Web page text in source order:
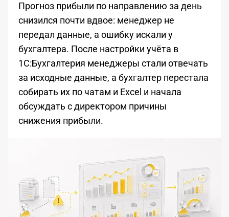
Прогноз прибыли по направлению за день
снизился почти вдвое: менеджер не
передал данные, а ошибку искали у
бухгалтера. После настройки учёта в
1С:Бухгалтерия менеджеры стали отвечать
за исходные данные, а бухгалтер перестала
собирать их по чатам и Excel и начала
обсуждать с директором причины
снижения прибыли.